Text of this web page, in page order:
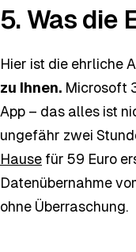
5. Was die
Hier ist die ehrliche
zu Ihnen. Microsoft
App – das alles ist
ungefähr zwei
Hause für 59 Euro
Datenübernahme
ohne Überraschung.